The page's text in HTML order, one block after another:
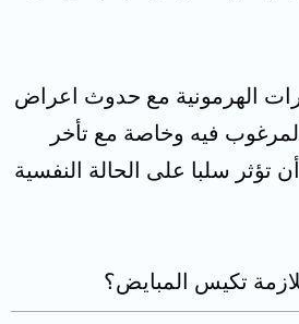
الهرمونية مع حدوث اعراض
فيه وخاصة مع تأخر
سلبا على الحالة النفسية
تكيس المبايض؟